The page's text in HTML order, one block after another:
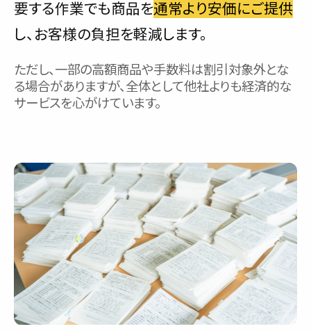
要する作業でも商品を通常より安価にご提供
し、お客様の負担を軽減します。
ただし、一部の高額商品や手数料は割引対象外とな
る場合がありますが、全体として他社よりも経済的な
サービスを心がけています。